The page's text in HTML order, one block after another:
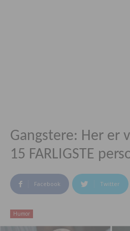
Gangstere: Her er
15 FARLIGSTE
Facebook Twitter
Humor